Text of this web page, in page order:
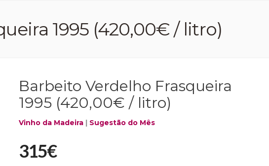
1995 (420,00€ / litro)
Barbeito Verdelho Frasqueira
1995 (420,00€ / litro)
Vinho da Madeira | Sugestão do Mês
315€